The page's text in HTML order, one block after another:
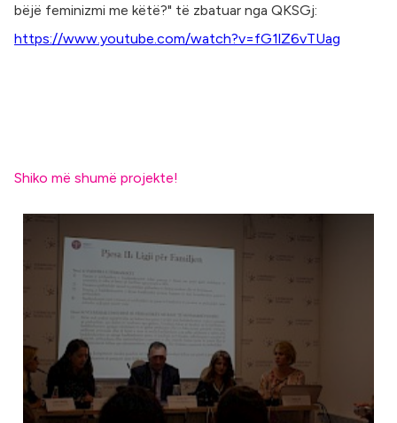
bëjë feminizmi me këtë?" të zbatuar nga QKSGj:
https://www.youtube.com/watch?v=fG1lZ6vTUag
Shiko më shumë projekte!